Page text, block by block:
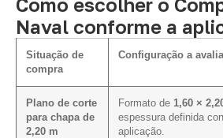
Naval conforme a
Situação de
compra
Configuração a
Plano de corte
para chapa de
2,20 m
Formato de 1,60 ×
espessura definida
aplicação.